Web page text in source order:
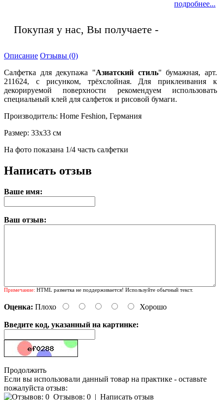
подробнее...
Покупая у нас, Вы получаете -
Описание Отзывы (0)
Салфетка для декупажа "Азиатский стиль" бумажная, арт.
211624, с рисунком, трёхслойная. Для приклеивания к
декорируемой поверхности рекомендуем использовать
специальный клей для салфеток и рисовой бумаги.
Производитель: Home Feshion, Германия
Размер: 33х33 см
На фото показана 1/4 часть салфетки
Написать отзыв
Ваше имя:
Ваш отзыв:
Примечание: HTML разметка не поддерживается! Используйте обычный текст.
Оценка: Плохо Хорошо
Введите код, указанный на картинке:
Продолжить
Если вы использовали данный товар на практике - оставьте
пожалуйста отзыв:
Отзывов: 0 | Написать отзыв